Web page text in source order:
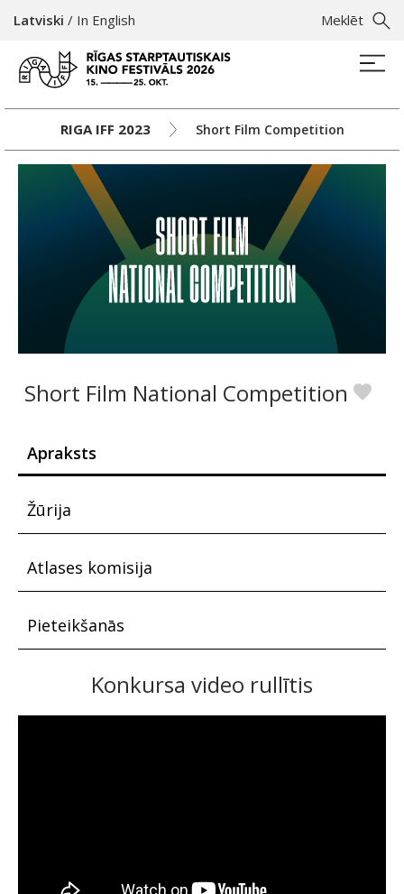
Meklēt
Latviski / In English
RIGA IFF 2023 Short Film Competition
Short Film National Competition
Apraksts
Žūrija
Atlases komisija
Pieteikšanās
Konkursa video rullītis